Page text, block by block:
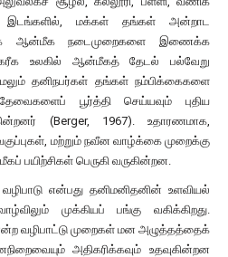
மக்கள் தங்கள் அன்றாட
ஆன்மீக நடைமுறைகளை இணைக்க
உலகில் ஆன்மீகத் தேடல் பல்வேறு
மேலும் தனிநபர்கள் தங்கள் நம்பிக்கைகளை
பூர்த்தி செய்யவும் புதிய
(Berger, 1967). உதாரணமாக,
மற்றும் நவீன வாழ்க்கை முறைக்கு
பயிற்சிகள் பெருகி வருகின்றன.
என்பது தனிமனிதனின் உளவியல்
முக்கியப் பங்கு வகிக்கிறது.
வழிபாட்டு முறைகள் மன அழுத்தத்தைக்
அதிகரிக்கவும் உதவுகின்றன